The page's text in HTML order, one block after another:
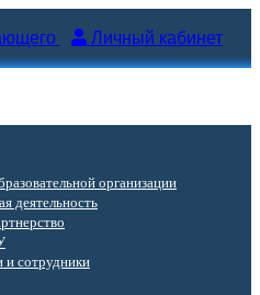
Личный кабинет
организации
деятельность
и сотрудники